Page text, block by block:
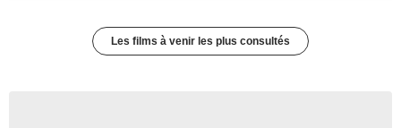
Les films à venir les plus consultés